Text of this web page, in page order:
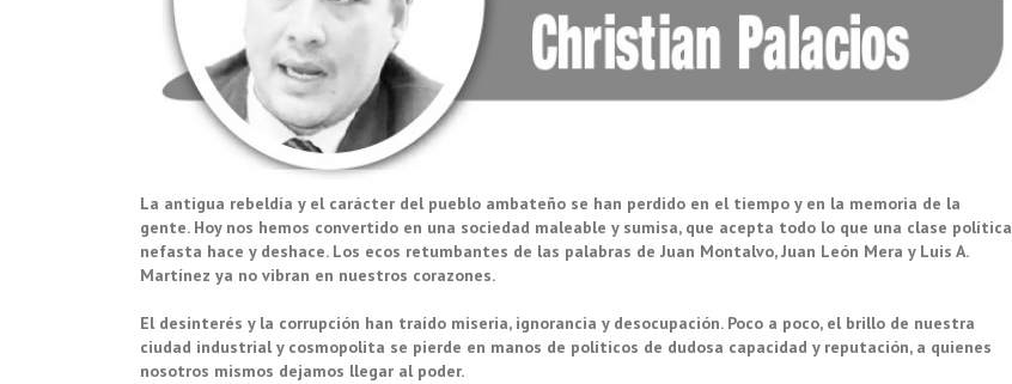
La antigua rebeldía y el carácter del pueblo ambateño se han perdido en el tiempo y en la memoria de la
gente. Hoy nos hemos convertido en una sociedad maleable y sumisa, que acepta todo lo que una clase política
nefasta hace y deshace. Los ecos retumbantes de las palabras de Juan Montalvo, Juan León Mera y Luis A.
Martínez ya no vibran en nuestros corazones.
El desinterés y la corrupción han traído miseria, ignorancia y desocupación. Poco a poco, el brillo de nuestra
ciudad industrial y cosmopolita se pierde en manos de políticos de dudosa capacidad y reputación, a quienes
nosotros mismos dejamos llegar al poder.